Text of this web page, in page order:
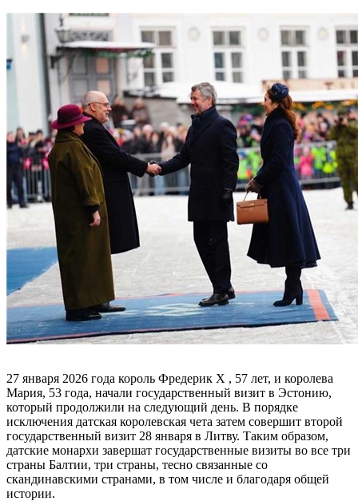
27 января 2026 года король Фредерик X , 57 лет, и королева
Мария, 53 года, начали государственный визит в Эстонию,
который продолжили на следующий день. В порядке
исключения датская королевская чета затем совершит второй
государственный визит 28 января в Литву. Таким образом,
датские монархи завершат государственные визиты во все три
страны Балтии, три страны, тесно связанные со
скандинавскими странами, в том числе и благодаря общей
истории.